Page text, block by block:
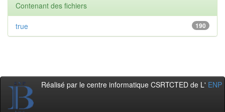
Contenant des fichiers
190
true
Réalisé par le centre informatique CSRTCTED de L' ENP